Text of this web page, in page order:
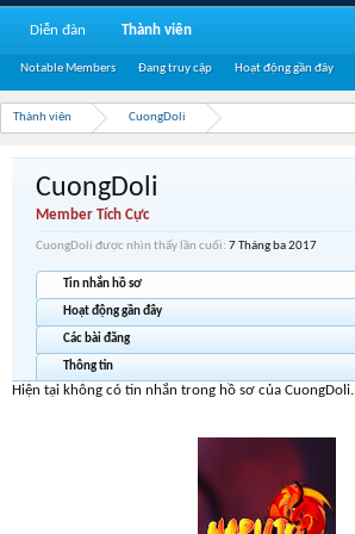
Thành viên CuongDoli
CuongDoli
Member Tích Cực
CuongDoli được nhìn thấy lần cuối: 7 Tháng ba 2017
Tin nhắn hồ sơ
Hoạt động gần đây
Các bài đăng
Thông tin
Hiện tại không có tin nhắn trong hồ sơ của CuongDoli.
Diễn đàn Thành viên
Notable Members Đang truy cập Hoạt động gần đây